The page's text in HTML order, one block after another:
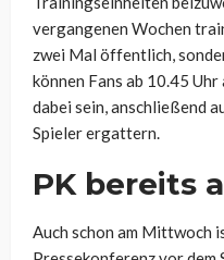
vergangenen Wochen
zwei Mal öffentlich,
können Fans ab 10.45
dabei sein, anschließend
Spieler ergattern.
PK bereits
Auch schon am Mittwoch